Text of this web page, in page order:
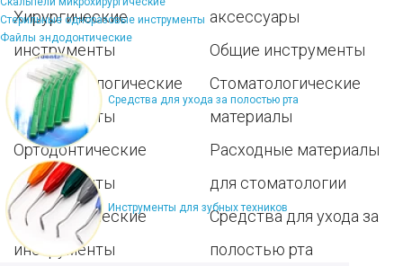
Стерильные одноразовые инструменты
Файлы эндодонтические
Средства для ухода за полостью рта
Инструменты для зубных техников
Хирургические
инструменты
Пародонтологические
инструменты
Ортодонтические
инструменты
Терапевтические
инструменты
аксессуары
Общие инструменты
Стоматологические
материалы
Расходные материалы
для стоматологии
Средства для ухода за
полостью рта